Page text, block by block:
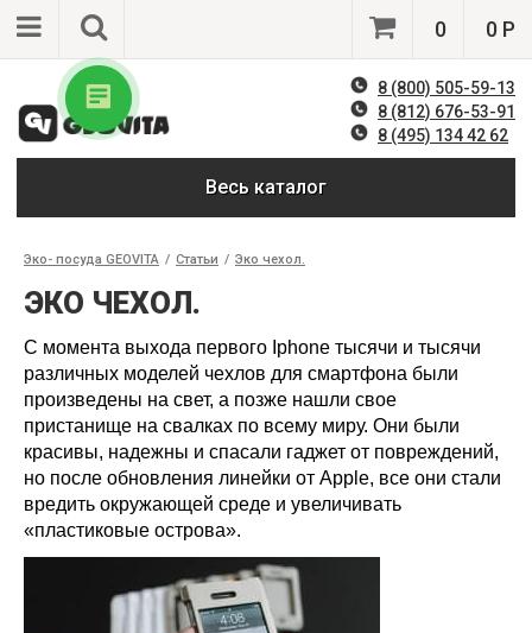
0 0 Р
8 (800) 505-59-13
8 (812) 676-53-91
8 (495) 134 42 62
Весь каталог
Эко- посуда GEOVITA / Статьи / Эко чехол.
ЭКО ЧЕХОЛ.
С момента выхода первого Iphone тысячи и тысячи
различных моделей чехлов для смартфона были
произведены на свет, а позже нашли свое
пристанище на свалках по всему миру. Они были
красивы, надежны и спасали гаджет от повреждений,
но после обновления линейки от Apple, все они стали
вредить окружающей среде и увеличивать
«пластиковые острова».